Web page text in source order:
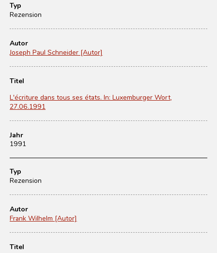
Typ
Rezension
Autor
Joseph Paul Schneider [Autor]
Titel
L'écriture dans tous ses états. In: Luxemburger Wort,
27.06.1991
Jahr
1991
Typ
Rezension
Autor
Frank Wilhelm [Autor]
Titel